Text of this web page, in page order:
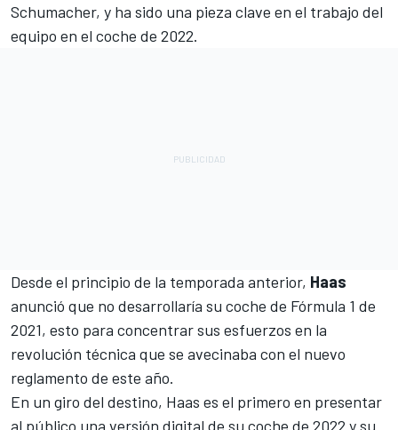
Schumacher, y ha sido una pieza clave en el trabajo del
equipo en el coche de 2022.
Desde el principio de la temporada anterior, Haas
anunció que no desarrollaría su coche de Fórmula 1 de
2021, esto para concentrar sus esfuerzos en la
revolución técnica que se avecinaba con el nuevo
reglamento de este año.
En un giro del destino, Haas es el primero en presentar
al público una versión digital de su coche de 2022 y su